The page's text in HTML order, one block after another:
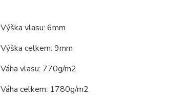
Výška vlasu: 6mm
Výška celkem: 9mm
Váha vlasu: 770g/m2
Váha celkem: 1780g/m2